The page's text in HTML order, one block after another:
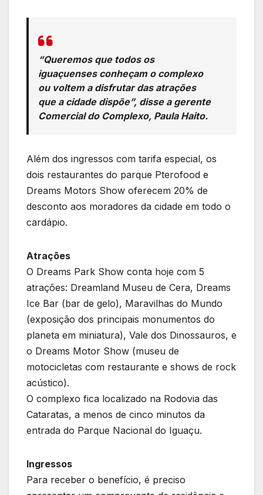
“Queremos que todos os
iguaçuenses conheçam o complexo
ou voltem a disfrutar das atrações
que a cidade dispõe”, disse a gerente
Comercial do Complexo, Paula Haito.
Além dos ingressos com tarifa especial, os
dois restaurantes do parque Pterofood e
Dreams Motors Show oferecem 20% de
desconto aos moradores da cidade em todo o
cardápio.
Atrações
O Dreams Park Show conta hoje com 5
atrações: Dreamland Museu de Cera, Dreams
Ice Bar (bar de gelo), Maravilhas do Mundo
(exposição dos principais monumentos do
planeta em miniatura), Vale dos Dinossauros, e
o Dreams Motor Show (museu de
motocicletas com restaurante e shows de rock
acústico).
O complexo fica localizado na Rodovia das
Cataratas, a menos de cinco minutos da
entrada do Parque Nacional do Iguaçu.
Ingressos
Para receber o benefício, é preciso